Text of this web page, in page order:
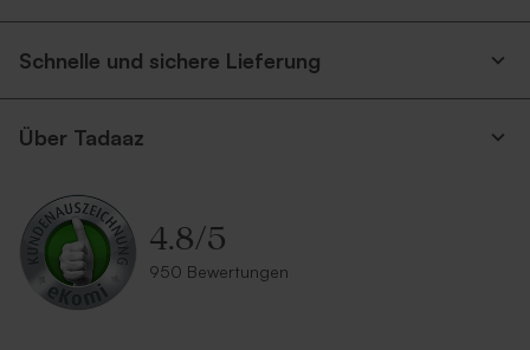
Schnelle und sichere Lieferung
Über Tadaaz
4.8/5
950 Bewertungen